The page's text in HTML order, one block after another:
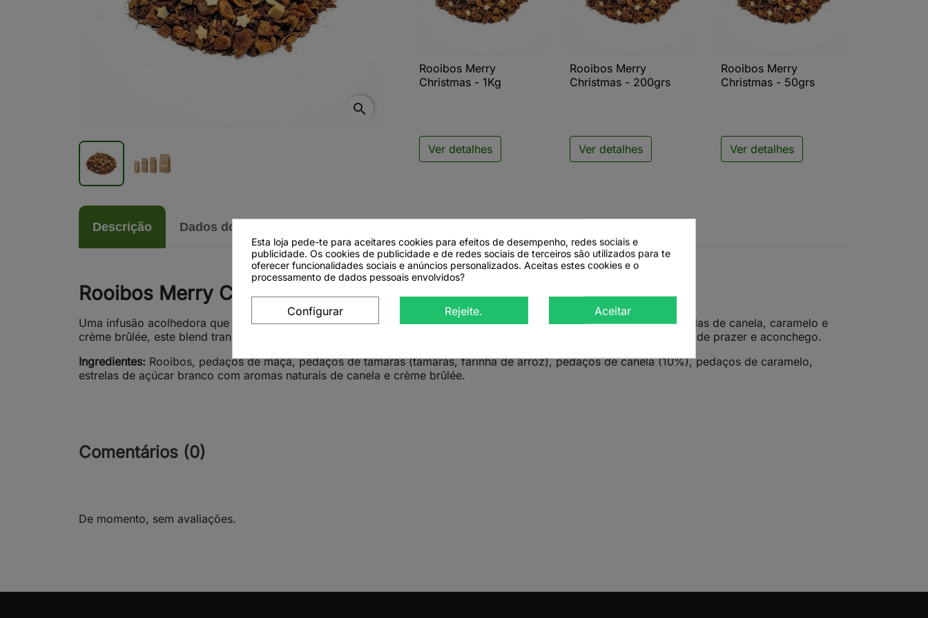
search
 Vista rápida
Rooibos Merry
Christmas - 1Kg
Ver detalhes
 Vista rápida
Rooibos Merry
Christmas - 200grs
Ver detalhes
 Vista rápida
Rooibos Merry
Christmas - 50grs
Ver detalhes
Descrição Dados do produto
Rooibos Merry Christmas
Uma infusão acolhedora que une a suavidade natural do rooibos a um toque natalício irresistível. Com notas adocicadas de canela, caramelo e
crème brûlée, este blend transporta os sentidos para o espírito festivo, tornando cada chávena um momento especial de prazer e aconchego.
Ingredientes: Rooibos, pedaços de maçã, pedaços de tâmaras (tâmaras, farinha de arroz), pedaços de canela (10%), pedaços de caramelo,
estrelas de açúcar branco com aromas naturais de canela e crème brûlée.
Comentários (0)
De momento, sem avaliações.
Esta loja pede-te para aceitares cookies para efeitos de desempenho, redes sociais e
publicidade. Os cookies de publicidade e de redes sociais de terceiros são utilizados para te
oferecer funcionalidades sociais e anúncios personalizados. Aceitas estes cookies e o
processamento de dados pessoais envolvidos?
Configurar Rejeite. Aceitar